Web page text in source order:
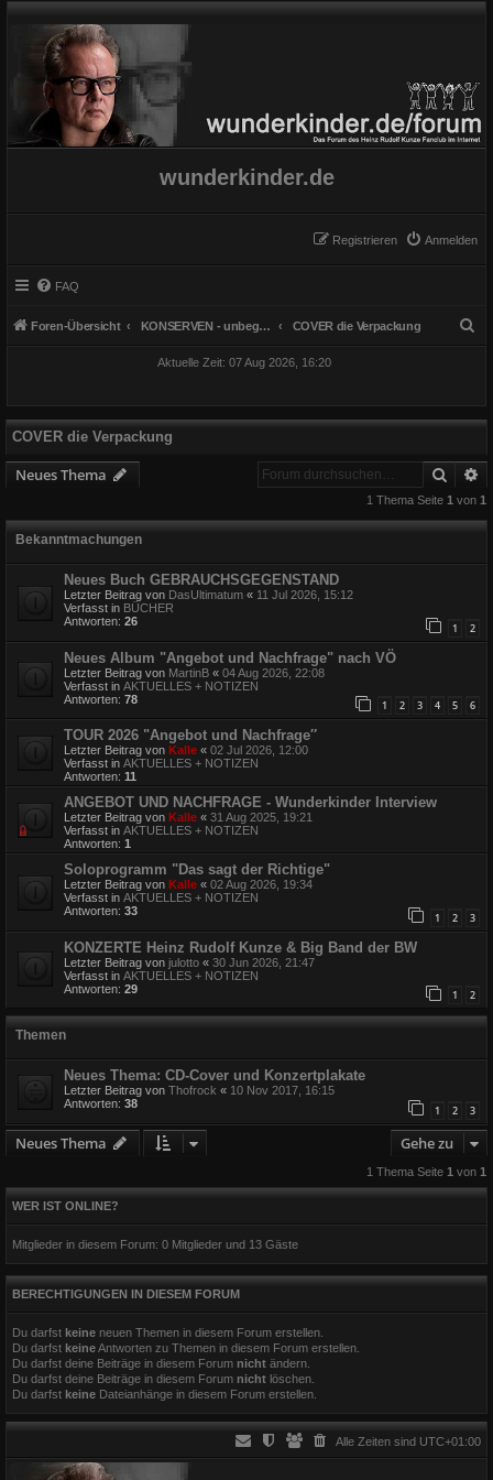
wunderkinder.de
Anmelden
Registrieren
FAQ
Foren-Übersicht KONSERVEN - unbegrenzt haltbar COVER die Verpackung
Aktuelle Zeit: 07 Aug 2026, 16:20
COVER die Verpackung
Neues Thema Suche
1 Thema Seite 1von 1
Bekanntmachungen
Neues Buch GEBRAUCHSGEGENSTAND
Letzter Beitrag von DasUltimatum « 11 Jul 2026, 15:12
Verfasst in BÜCHER
Antworten: 26 1 2
Neues Album "Angebot und Nachfrage" nach VÖ
Letzter Beitrag von MartinB « 04 Aug 2026, 22:08
Verfasst in AKTUELLES + NOTIZEN
Antworten: 78 1 2 3 4 5 6
TOUR 2026 "Angebot und Nachfrage″
Letzter Beitrag von Kalle « 02 Jul 2026, 12:00
Verfasst in AKTUELLES + NOTIZEN
Antworten: 11
ANGEBOT UND NACHFRAGE - Wunderkinder Interview
Letzter Beitrag von Kalle « 31 Aug 2025, 19:21
Verfasst in AKTUELLES + NOTIZEN
Antworten: 1
Soloprogramm "Das sagt der Richtige"
Letzter Beitrag von Kalle « 02 Aug 2026, 19:34
Verfasst in AKTUELLES + NOTIZEN
Antworten: 33 1 2 3
KONZERTE Heinz Rudolf Kunze & Big Band der BW
Letzter Beitrag von julotto « 30 Jun 2026, 21:47
Verfasst in AKTUELLES + NOTIZEN
Antworten: 29 1 2
Themen
Neues Thema: CD-Cover und Konzertplakate
Letzter Beitrag von Thofrock « 10 Nov 2017, 16:15
Antworten: 38 1 2 3
Neues Thema Gehe zu
1 Thema Seite 1 von 1
WER IST ONLINE?
Mitglieder in diesem Forum: 0 Mitglieder und 13 Gäste
BERECHTIGUNGEN IN DIESEM FORUM
Du darfst keine neuen Themen in diesem Forum erstellen.
Du darfst keineAntworten zu Themen in diesem Forum erstellen.
Du darfst deine Beiträge in diesem Forum nicht ändern.
Du darfst deine Beiträge in diesem Forum nicht löschen.
Du darfst keine Dateianhänge in diesem Forum erstellen.
Alle Zeiten sind UTC+01:00